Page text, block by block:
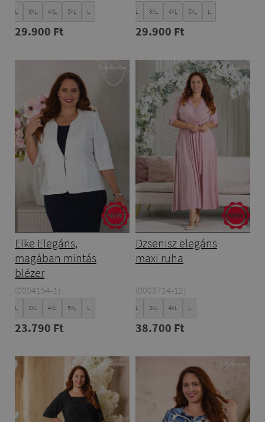
XXL 3XL 4XL 5XL
29.900 Ft
XXL 3XL 4XL 5XL
29.900 Ft
Elke Elegáns,
magában mintás
blézer
(0004154-1)
XXL 3XL 4XL 5XL
23.790 Ft
Dzsenisz elegáns
maxi ruha
(0003714-12)
XXL 3XL 4XL
38.700 Ft